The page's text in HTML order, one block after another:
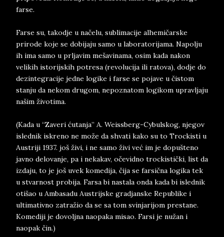
farse.
Farse su, takodje u načelu, sublimacije alhemičarske
prirode koje se dobijaju samo u laboratorijama. Napolju
ih ima samo u prljavim mešavinama, osim kada nakon
velikih istorijskih potresa (revolucija ili ratova), dodje do
dezintegracije jedne logike i farse se pojave u čistom
stanju da nekom drugom, nepoznatom logikom upravljaju
našim životima.
(Kada u “Zaveri ćutanja” A. Weissberg-Cybulskog, njegov
islednik iskreno ne može da shvati kako su to Trockisti u
Austriji 1937. još živi, i ne samo živi već im je dopušteno
javno delovanje, pa i nekakav, očevidno trockistički, list da
izdaju, to je još uvek komedija, čija se farsična logika tek
u stvarnost probija. Farsa bi nastala onda kada bi islednik
otišao u Ambasadu Austrijske gradjanske Republike i
ultimativno zatražio da se sa tom svinjarijom prestane.
Komediji je dovoljna naopaka misao. Farsi je nužan i
naopak čin.)